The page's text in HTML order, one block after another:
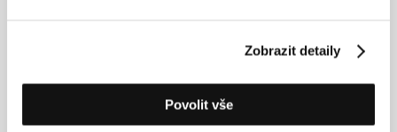
Zobrazit detaily
Povolit vše